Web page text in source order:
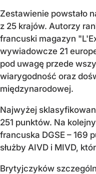
Zestawienie powstało
z 25 krajów. Autorzy
francuski magazyn
wywiadowcze 21
pod uwagę przede
wiarygodność oraz
międzynarodowej.
Najwyżej
251 punktów. Na
francuska DGSE – 169
służby AIVD i MIVD,
Brytyjczyków